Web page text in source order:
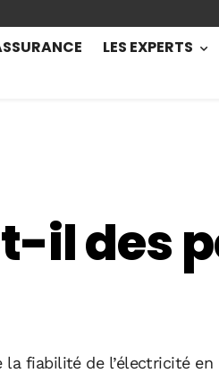
LES EXPERTS
il des
fiabilité de l’électricité en